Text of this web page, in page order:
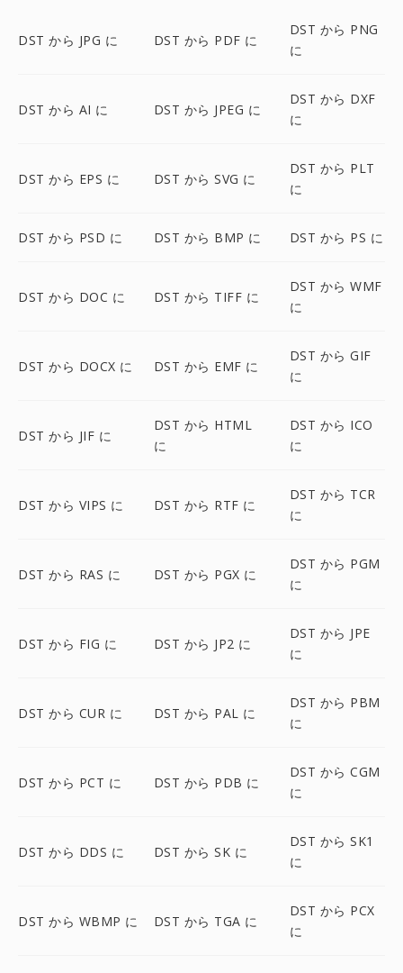
DST から JPG に DST から PDF に
DST から PNG
に
DST から AI に DST から JPEG に
DST から DXF
に
DST から EPS に DST から SVG に
DST から PLT
に
DST から PSD に DST から BMP に DST から PS に
DST から DOC に DST から TIFF に
DST から WMF
に
DST から DOCX に DST から EMF に
DST から GIF
に
DST から JIF に
DST から HTML
に
DST から ICO
に
DST から VIPS に DST から RTF に
DST から TCR
に
DST から RAS に DST から PGX に
DST から PGM
に
DST から FIG に DST から JP2 に
DST から JPE
に
DST から CUR に DST から PAL に
DST から PBM
に
DST から PCT に DST から PDB に
DST から CGM
に
DST から DDS に DST から SK に
DST から SK1
に
DST から WBMP に DST から TGA に
DST から PCX
に